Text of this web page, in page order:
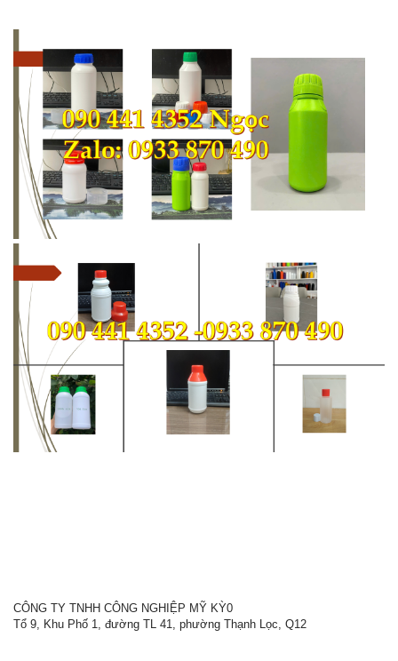
CÔNG TY TNHH CÔNG NGHIỆP MỸ KỲ0
Tổ 9, Khu Phố 1, đường TL 41, phường Thạnh Lọc, Q12